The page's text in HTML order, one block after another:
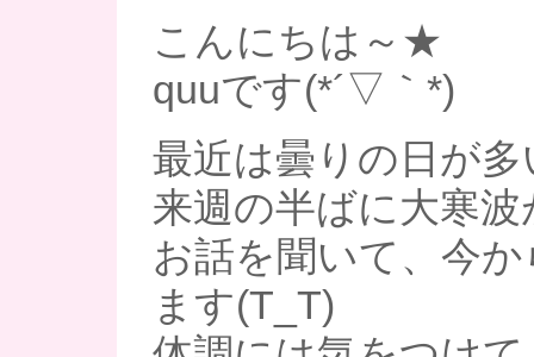
こんにちは～★
quuです(*´▽｀*)
最近は曇りの日が
来週の半ばに大寒
お話を聞いて、今
ます(T_T)